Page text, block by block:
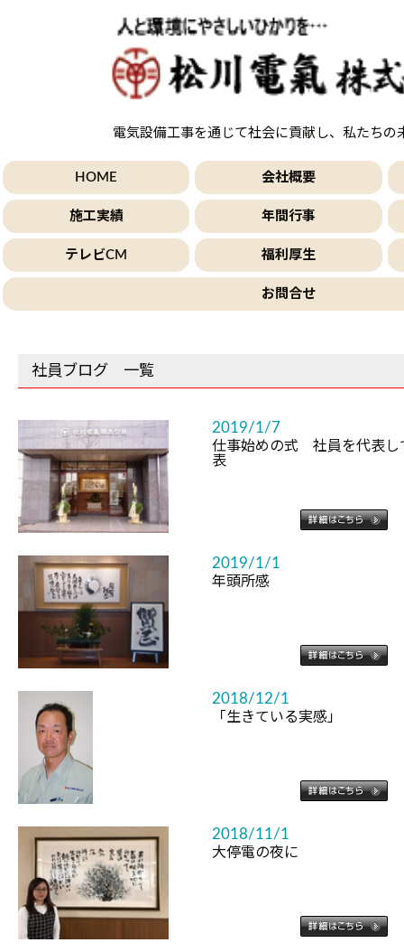
電気設備工事を通じて社会に貢献し、私たちの
HOME 会社概要
施工実績 年間行事
テレビCM 福利厚生
お問合せ
社員ブログ 一覧
2019/1/7
仕事始めの式 社員を代表し
表
2019/1/1
年頭所感
2018/12/1
「生きている実感」
2018/11/1
大停電の夜に